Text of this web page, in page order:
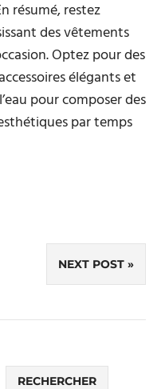
résumé, restez
des vêtements
Optez pour des
élégants et
pour composer des
par temps
NEXT POST
RECHERCHER